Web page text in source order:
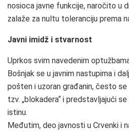
nosioca javne funkcije, naročito u
zalaže za nultu toleranciju prema
Javni imidž i stvarnost
Uprkos svim navedenim
Bošnjak se u javnim nastupima i
pošten i uzoran građanin, često
tzv. „blokadera“ i predstavljajući
istinu.
Međutim, deo javnosti u Crvenki i